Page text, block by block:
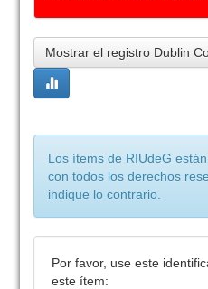
Mostrar el registro Dublin
Los ítems de RIUdeG
con todos los derechos
indique lo contrario.
Por favor, use este
este ítem: